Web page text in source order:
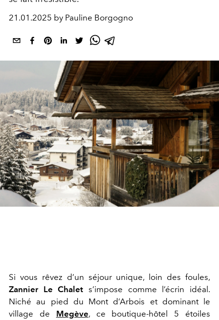
21.01.2025 by Pauline Borgogno
Si vous rêvez d’un séjour unique, loin des foules,
Zannier Le Chalet s’impose comme l’écrin idéal.
Niché au pied du Mont d’Arbois et dominant le
village de Megève, ce boutique-hôtel 5 étoiles